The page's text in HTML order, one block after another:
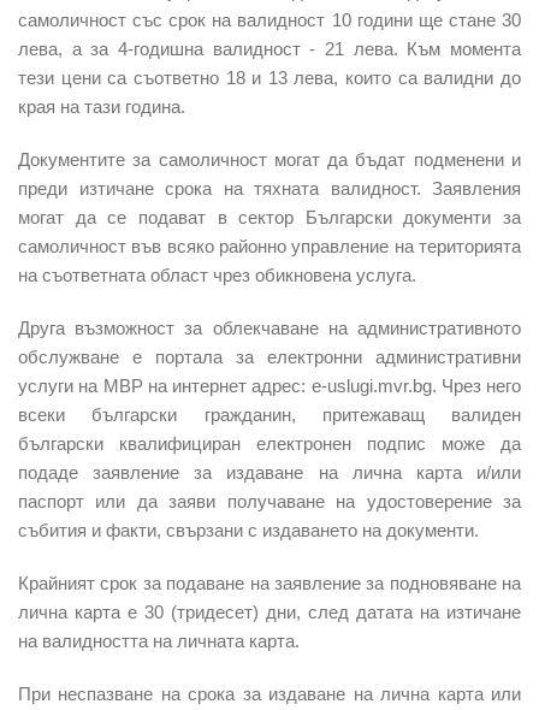
самоличност със срок на валидност 10 години ще стане 30
лева, а за 4-годишна валидност - 21 лева. Към момента
тези цени са съответно 18 и 13 лева, които са валидни до
края на тази година.
Документите за самоличност могат да бъдат подменени и
преди изтичане срока на тяхната валидност. Заявления
могат да се подават в сектор Български документи за
самоличност във всяко районно управление на територията
на съответната област чрез обикновена услуга.
Друга възможност за облекчаване на административното
обслужване е портала за електронни административни
услуги на МВР на интернет адрес: e-uslugi.mvr.bg. Чрез него
всеки български гражданин, притежаващ валиден
български квалифициран електронен подпис може да
подаде заявление за издаване на лична карта и/или
паспорт или да заяви получаване на удостоверение за
събития и факти, свързани с издаването на документи.
Крайният срок за подаване на заявление за подновяване на
лична карта е 30 (тридесет) дни, след датата на изтичане
на валидността на личната карта.
При неспазване на срока за издаване на лична карта или